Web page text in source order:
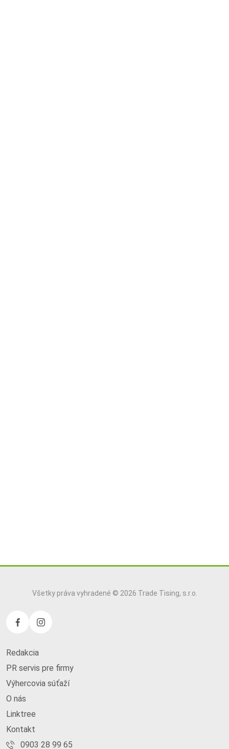
Všetky práva vyhradené © 2026 Trade Tising, s.r.o.
Redakcia
PR servis pre firmy
Výhercovia súťaží
O nás
Linktree
Kontakt
0903 28 99 65